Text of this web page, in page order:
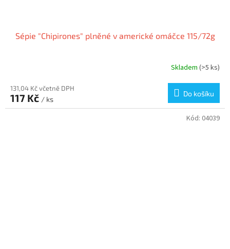
Sépie "Chipirones" plněné v americké omáčce 115/72g
Skladem (>5 ks)
131,04 Kč včetně DPH
117 Kč / ks
Do košíku
Kód: 04039